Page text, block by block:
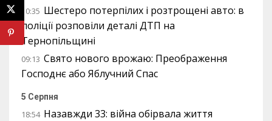
10:35 Шестеро потерпілих і розтрощені авто: в
поліції розповіли деталі ДТП на
Тернопільщині
09:13 Свято нового врожаю: Преображення
Господнє або Яблучний Спас
5 Серпня
18:54 Назавжди 33: війна обірвала життя